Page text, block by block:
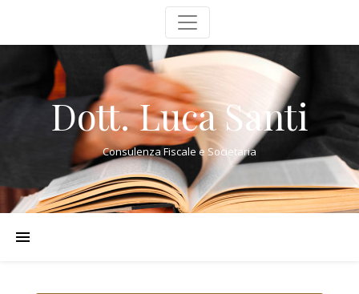
Dott. Luca Santi
Consulenza Fiscale e Societaria